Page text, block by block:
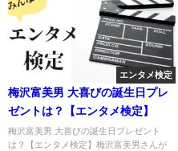
エンタメ検定
梅沢富美男 大喜びの誕生日プレ
ゼントは？【エンタメ検定】
梅沢富美男 大喜びの誕生日プレゼント
は？【エンタメ検定】梅沢富美男さんが